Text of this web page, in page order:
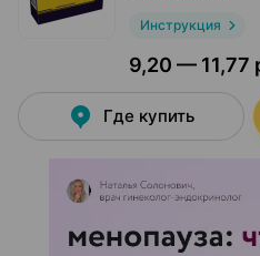
Инструкция
9,20 — 11,77
Где купить